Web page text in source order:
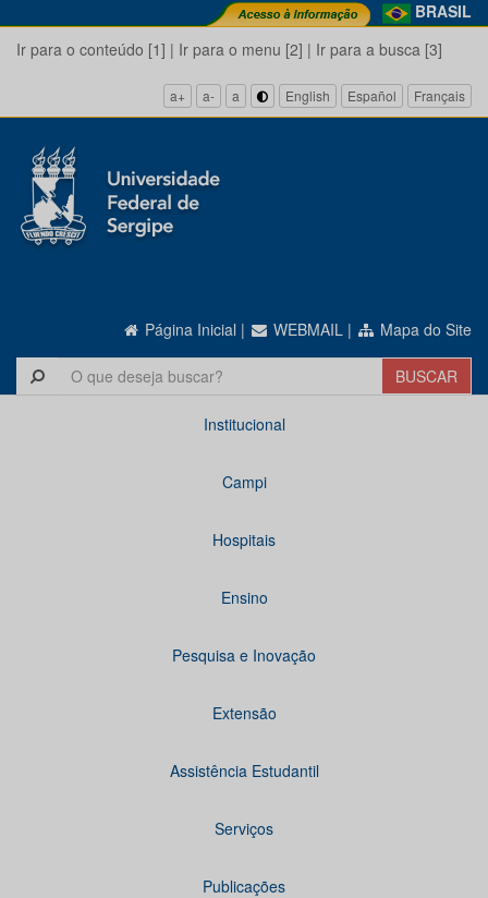
BRASIL
Ir para o conteúdo [1] | Ir para o menu [2] | Ir para a busca [3]
a+ a- a English Español Français
Página Inicial | WEBMAIL | Mapa do Site
Institucional
Campi
Hospitais
Ensino
Pesquisa e Inovação
Extensão
Assistência Estudantil
Serviços
Publicações